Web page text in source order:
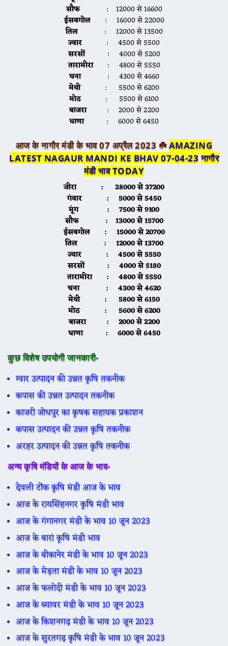
सौफ: 12000 से 16600
ईसबगोल: 16000 से 22000
तिल: 12000 से 13500
ज्वार: 4500 से 5500
सरसों: 4000 से 5200
तारामीरा: 4800 से 5550
चना: 4300 से 4660
मेथी: 5500 से 6200
मोठ
: 5500 से 6100
बाजरा: 2000 से 2200
धाणा: 6000 से 6450
आज के नागौर मंडी के भाव 07 अप्रैल 2023 ☘️AMAZING
LATEST NAGAUR MANDI KE BHAV 07-04-23 नागौर
मंडी भाव TODAY
जीरा: 28000 से 37200
गंवार: 5000 से 5450
मूंग: 7500 से 9100
सौफ: 13000 से 15700
ईसबगोल: 15000 से 20700
तिल: 12000 से 13700
ज्वार: 4500 से 5550
सरसों: 4000 से 5180
तारामीरा: 4800 से 5550
चना: 4300 से 4620
मेथी: 5800 से 6150
मोठ
: 5600 से 6200
बाजरा: 2000 से 2200
धाणा: 6000 से 6450
कुछ विशेष उपयोगी जानकारी-
ग्वार उत्पादन की उन्नत कृषि तकनीक
कपास की उन्नत उत्पादन तकनीक
काजरी जोधपुर का कृषक सहायक प्रकाशन
कपास उत्पादन की उन्नत कृषि तकनीक
अरहर उत्पादन की उन्नत कृषि तकनीक
अन्य कृषि मंडियों के आज के भाव-
देवली टोंक कृषि मंडी आज के भाव
आज के रायसिंहनगर कृषि मंडी भाव
आज के गंगानगर मंडी के भाव 10 जून 2023
आज के बारां कृषि मंडी भाव
आज के बीकानेर मंडी के भाव 10 जून 2023
आज के मेड़ता मंडी के भाव 10 जून 2023
आज के फलोदी मंडी के भाव 10 जून 2023
आज के ब्यावर मंडी के भाव 10 जून 2023
आज के किशनगढ़ मंडी के भाव 10 जून 2023
आज के सुरतगढ़ कृषि मंडी के भाव 10 जून 2023